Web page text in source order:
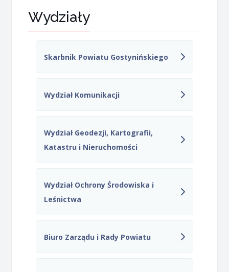
Wydziały
Skarbnik Powiatu Gostynińskiego
Wydział Komunikacji
Wydział Geodezji, Kartografii,
Katastru i Nieruchomości
Wydział Ochrony Środowiska i
Leśnictwa
Biuro Zarządu i Rady Powiatu